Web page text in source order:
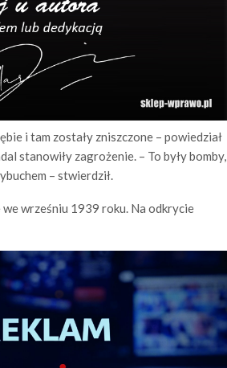
i tam zostały zniszczone – powiedział
stanowiły zagrożenie. – To były bomby,
– stwierdził.
wrześniu 1939 roku. Na odkrycie